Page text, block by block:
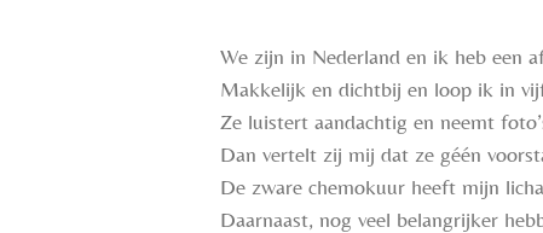
We zijn in Nederland en ik heb een
Makkelijk en dichtbij en loop ik in
Ze luistert aandachtig en neemt
Dan vertelt zij mij dat ze géén
De zware chemokuur heeft mijn
Daarnaast, nog veel belangrijker